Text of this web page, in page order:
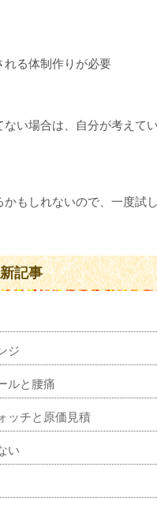
れる体制作りが必要
い場合は、自分が考えて
もしれないので、一度試
記事
ジ
ルと腰痛
ッチと原価見積
い